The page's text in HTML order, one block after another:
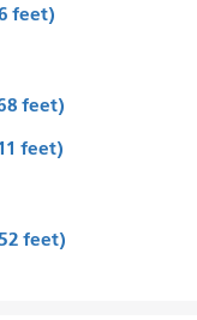
feet)
feet)
feet)
feet)